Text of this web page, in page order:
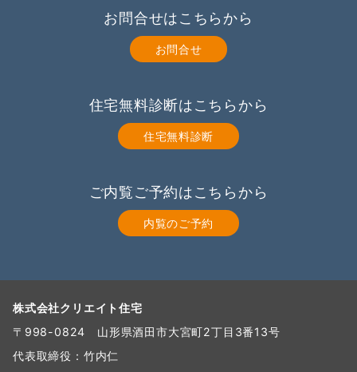
お問合せはこちらから
お問合せ
住宅無料診断はこちらから
住宅無料診断
ご内覧ご予約はこちらから
内覧のご予約
株式会社クリエイト住宅
〒998-0824 山形県酒田市大宮町2丁目3番13号
代表取締役：竹内仁